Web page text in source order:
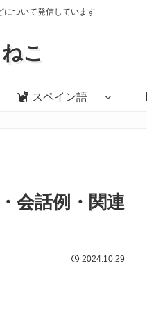
について発信しています
こ
スペイン語
会話例・関連
2024.10.29